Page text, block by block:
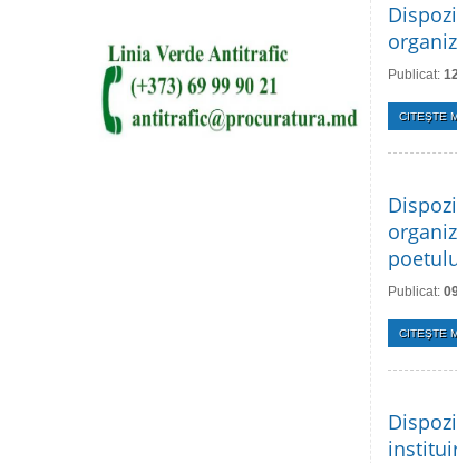
Publicat:
CITEŞTE
Publicat:
CITEŞTE